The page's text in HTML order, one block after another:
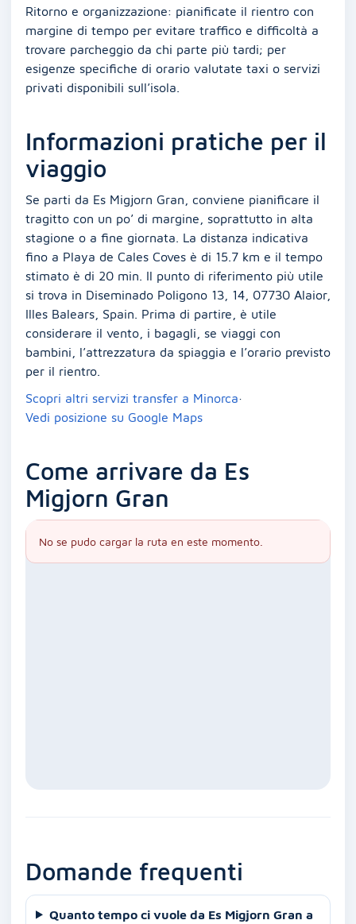
Ritorno e organizzazione: pianificate il rientro con
margine di tempo per evitare traffico e difficoltà a
trovare parcheggio da chi parte più tardi; per
esigenze specifiche di orario valutate taxi o servizi
privati disponibili sull’isola.
Informazioni pratiche per il
viaggio
Se parti da Es Migjorn Gran, conviene pianificare il
tragitto con un po’ di margine, soprattutto in alta
stagione o a fine giornata. La distanza indicativa
fino a Playa de Cales Coves è di 15.7 km e il tempo
stimato è di 20 min. Il punto di riferimento più utile
si trova in Diseminado Poligono 13, 14, 07730 Alaior,
Illes Balears, Spain. Prima di partire, è utile
considerare il vento, i bagagli, se viaggi con
bambini, l’attrezzatura da spiaggia e l’orario previsto
per il rientro.
Scopri altri servizi transfer a Minorca·
Vedi posizione su Google Maps
Come arrivare da Es
Migjorn Gran
No se pudo cargar la ruta en este momento.
Domande frequenti
Quanto tempo ci vuole da Es Migjorn Gran a